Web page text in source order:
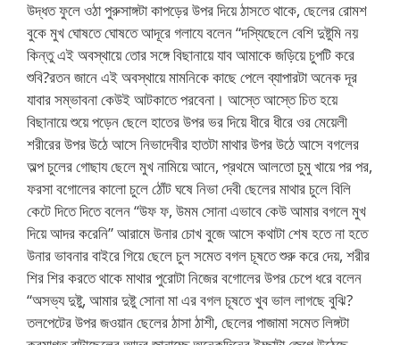
উদ্ধত ফুলে ওঠা পুরুসাঙ্গটা কাপড়ের উপর দিয়ে ঠাসতে থাকে, ছেলের রোমশ
বুকে মুখ ঘোষতে ঘোষতে আদূরে গলাযে বলেন “দস্যিছেলে বেশি দুষ্টুমি নয়
কিন্তু এই অবস্থায়ে তোর সঙ্গে বিছানায়ে যাব আমাকে জড়িয়ে চুপটি করে
শুবি?রতন জানে এই অবস্থায়ে মামনিকে কাছে পেলে ব্যাপারটা অনেক দূর
যাবার সম্ভাবনা কেউই আটকাতে পরবেনা। আস্তে আস্তে চিত হয়ে
বিছানায়ে শুয়ে পড়েন ছেলে হাতের উপর ভর দিয়ে ধীরে ধীরে ওর মেয়েলী
শরীরের উপর উঠে আসে নিভাদেবীর হাতটা মাথার উপর উঠে আসে বগলের
অল্প চুলের গোছায ছেলে মুখ নামিয়ে আনে, প্রথমে আলতো চুমু খায়ে পর পর,
ফরসা বগোলের কালো চুলে ঠোঁট ঘষে নিভা দেবী ছেলের মাথার চুলে বিলি
কেটে দিতে দিতে বলেন “উফ ফ, উমম সোনা এভাবে কেউ আমার বগলে মুখ
দিয়ে আদর করেনি” আরামে উনার চোখ বুজে আসে কথাটা শেষ হতে না হতে
উনার ভাবনার বাইরে গিয়ে ছেলে চুল সমেত বগল চূষতে শুরু করে দেয়, শরীর
শির শির করতে থাকে মাথার পুরোটা নিজের বগোলের উপর চেপে ধরে বলেন
“অসভ্য দুষ্টু, আমার দুষ্টু সোনা মা এর বগল চূষতে খুব ভাল লাগছে বুঝি?
তলপেটের উপর জওয়ান ছেলের ঠাসা ঠাশী, ছেলের পাজামা সমেত লিঙ্গটা